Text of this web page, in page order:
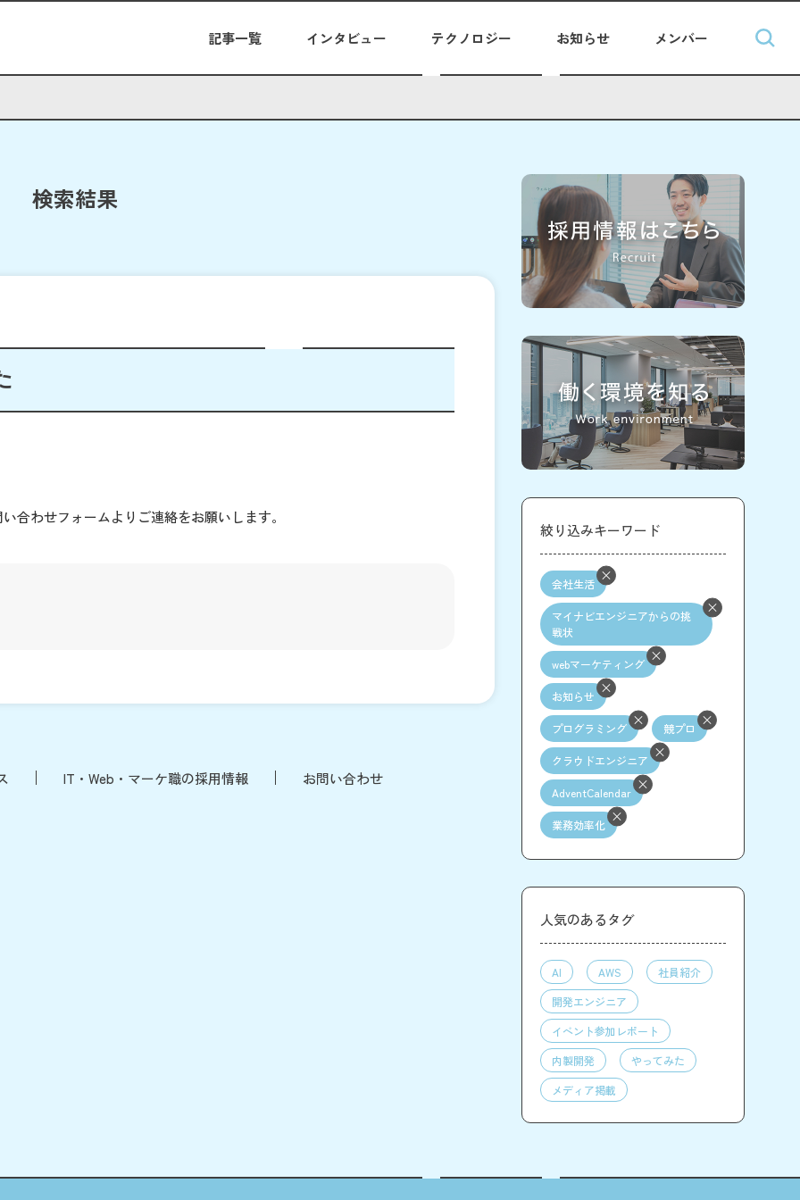
記事一覧 インタビュー テクノロジー お知らせ メンバー
検索結果
合わせフォームよりご連絡をお願いします。
IT・Web・マーケ職の採用情報 お問い合わせ
絞り込みキーワード
会社生活
マイナビエンジニアからの挑
戦状
webマーケティング
お知らせ
プログラミング 競プロ
クラウドエンジニア
AdventCalendar
業務効率化
人気のあるタグ
AI AWS
社員紹介
開発エンジニア
イベント参加レポート
内製開発
やってみた
メディア掲載